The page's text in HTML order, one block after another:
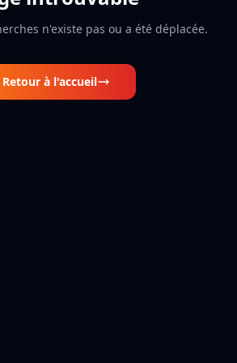
n'existe pas ou a été déplacée.
Retour à l'accueil